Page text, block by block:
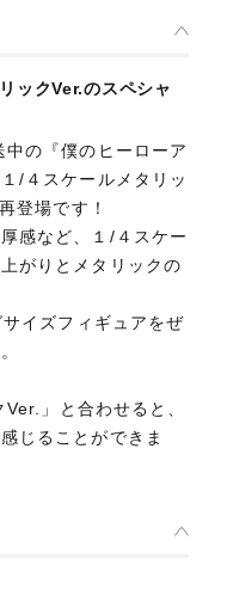
ックVer.のスペシャ
の『僕のヒーローア
/４スケールメタリッ
登場です！
感など、１/４スケー
がりとメタリックの
イズフィギュアをぜ
」と合わせると、
じることができま